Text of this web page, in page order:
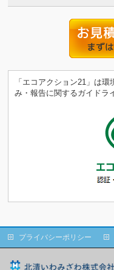
「エコアクション21」は
み・報告に関するガイドラ
プライバシーポリシー